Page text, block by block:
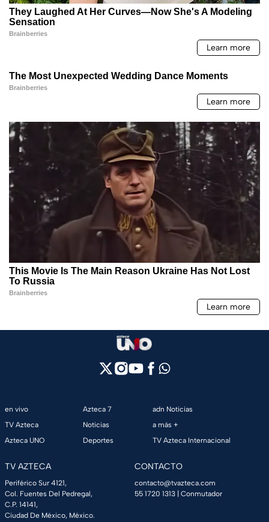
en vivo
TV Azteca
Azteca UNO
Azteca 7
Noticias
Deportes
adn Noticias
a más +
TV Azteca Internacional
TV AZTECA
Periférico Sur 4121,
Col. Fuentes Del Pedregal,
C.P. 14141,
Ciudad De México, México.
CONTACTO
contacto@tvazteca.com
55 1720 1313 | Conmutador